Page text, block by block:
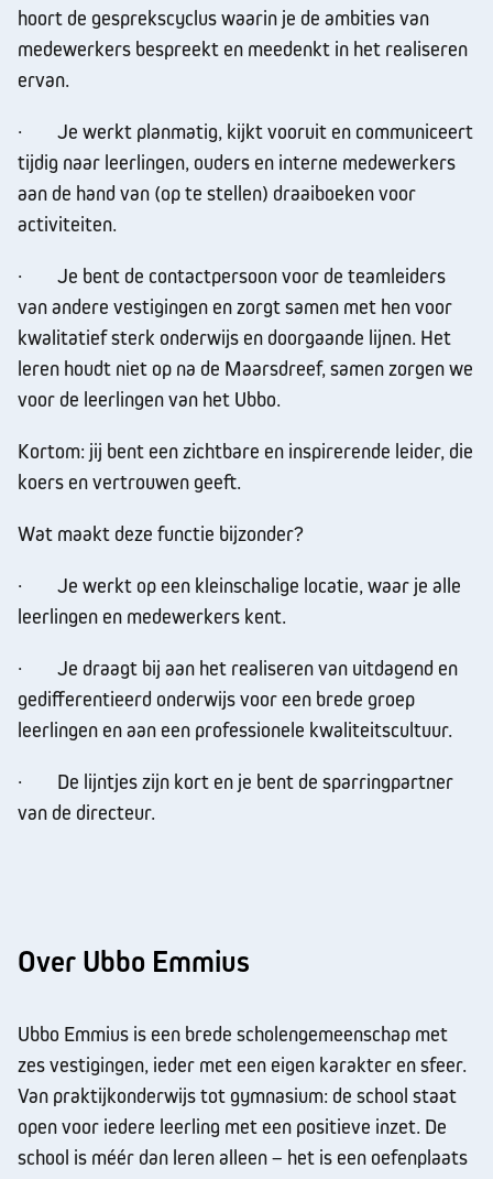
hoort de gesprekscyclus waarin je de ambities van
medewerkers bespreekt en meedenkt in het realiseren
ervan.
· Je werkt planmatig, kijkt vooruit en communiceert
tijdig naar leerlingen, ouders en interne medewerkers
aan de hand van (op te stellen) draaiboeken voor
activiteiten.
· Je bent de contactpersoon voor de teamleiders
van andere vestigingen en zorgt samen met hen voor
kwalitatief sterk onderwijs en doorgaande lijnen. Het
leren houdt niet op na de Maarsdreef, samen zorgen we
voor de leerlingen van het Ubbo.
Kortom: jij bent een zichtbare en inspirerende leider, die
koers en vertrouwen geeft.
Wat maakt deze functie bijzonder?
· Je werkt op een kleinschalige locatie, waar je alle
leerlingen en medewerkers kent.
· Je draagt bij aan het realiseren van uitdagend en
gedifferentieerd onderwijs voor een brede groep
leerlingen en aan een professionele kwaliteitscultuur.
· De lijntjes zijn kort en je bent de sparringpartner
van de directeur.
Over Ubbo Emmius
Ubbo Emmius is een brede scholengemeenschap met
zes vestigingen, ieder met een eigen karakter en sfeer.
Van praktijkonderwijs tot gymnasium: de school staat
open voor iedere leerling met een positieve inzet. De
school is méér dan leren alleen – het is een oefenplaats